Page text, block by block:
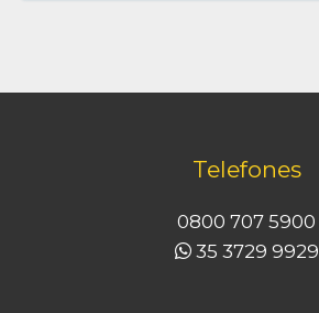
Telefones
0800 707 5900
35 3729 9929